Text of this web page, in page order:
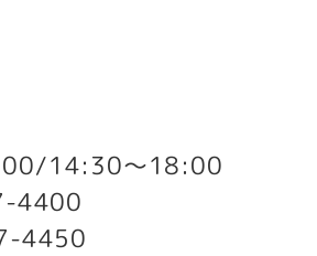
14:30～18:00
4400
4450